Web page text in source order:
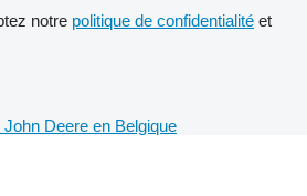
notre politique de confidentialité et
Deere en Belgique